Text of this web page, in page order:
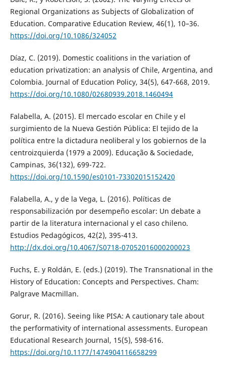
Regional Organizations as Subjects of Globalization of
Education. Comparative Education Review, 46(1), 10–36.
https://doi.org/10.1086/324052
Díaz, C. (2019). Domestic coalitions in the variation of
education privatization: an analysis of Chile, Argentina, and
Colombia. Journal of Education Policy, 34(5), 647-668, 2019.
https://doi.org/10.1080/02680939.2018.1460494
Falabella, A. (2015). El mercado escolar en Chile y el
surgimiento de la Nueva Gestión Pública: El tejido de la
política entre la dictadura neoliberal y los gobiernos de la
centroizquierda (1979 a 2009). Educação & Sociedade,
Campinas, 36(132), 699-722.
https://doi.org/10.1590/es0101-73302015152420
Falabella, A., y de la Vega, L. (2016). Políticas de
responsabilización por desempeño escolar: Un debate a
partir de la literatura internacional y el caso chileno.
Estudios Pedagógicos, 42(2), 395-413.
http://dx.doi.org/10.4067/S0718-07052016000200023
Fuchs, E. y Roldán, E. (eds.) (2019). The Transnational in the
History of Education: Concepts and Perspectives. Cham:
Palgrave Macmillan.
Gorur, R. (2016). Seeing like PISA: A cautionary tale about
the performativity of international assessments. European
Educational Research Journal, 15(5), 598-616.
https://doi.org/10.1177/1474904116658299